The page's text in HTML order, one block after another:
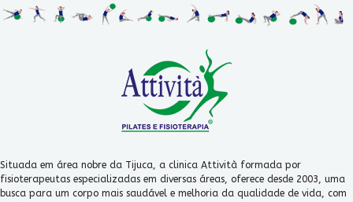
Situada em área nobre da Tijuca, a clinica Attività formada por
fisioterapeutas especializadas em diversas áreas, oferece desde 2003, uma
busca para um corpo mais saudável e melhoria da qualidade de vida, com